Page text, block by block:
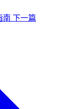
南 下一篇